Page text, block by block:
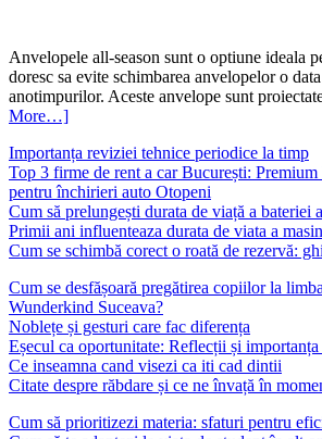
Anvelopele all-season sunt o optiune ideala
doresc sa evite schimbarea anvelopelor o
anotimpurilor. Aceste anvelope sunt
More…]
Importanța reviziei tehnice periodice la timp
Top 3 firme de rent a car București:
pentru închirieri auto Otopeni
Cum să prelungești durata de viață a bateriei
Primii ani influenteaza durata de viata a
Cum se schimbă corect o roată de rezervă:
Cum se desfășoară pregătirea copiilor la
Wunderkind Suceava?
Noblețe și gesturi care fac diferența
Eșecul ca oportunitate: Reflecții și importanța
Ce inseamna cand visezi ca iti cad dintii
Citate despre răbdare și ce ne învață în
Cum să prioritizezi materia: sfaturi pentru